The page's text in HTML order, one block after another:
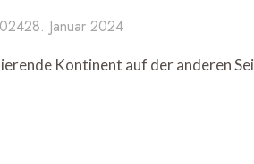
28. Januar 2024
Kontinent auf der anderen